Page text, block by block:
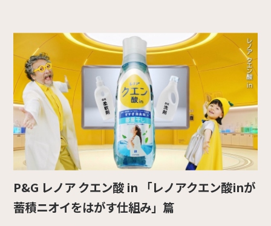
P&G レノア クエン酸 in 「レノアクエン酸inが
蓄積ニオイをはがす仕組み」篇